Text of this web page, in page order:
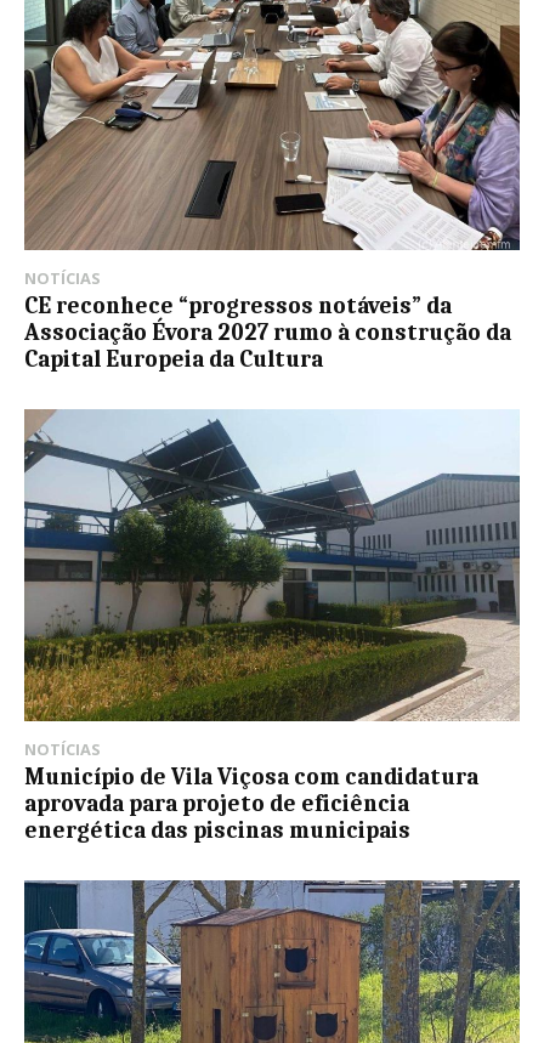
NOTÍCIAS
CE reconhece “progressos notáveis” da
Associação Évora 2027 rumo à construção da
Capital Europeia da Cultura
NOTÍCIAS
Município de Vila Viçosa com candidatura
aprovada para projeto de eficiência
energética das piscinas municipais